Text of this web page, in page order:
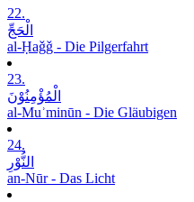
22.
الْحَجِّ
al-Ḥaǧǧ - Die Pilgerfahrt
23.
الْمُؤْمِنُوْنَ
al-Muʾminūn - Die Gläubigen
24.
النُّوْرِ
an-Nūr - Das Licht